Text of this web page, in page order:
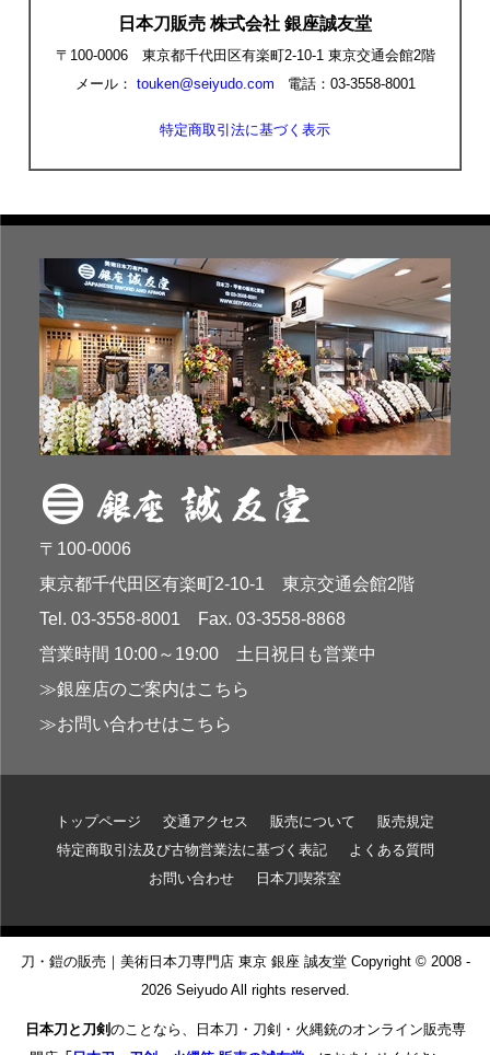
日本刀販売 株式会社 銀座誠友堂
〒100-0006 東京都千代田区有楽町2-10-1 東京交通会館2階
メール： touken@seiyudo.com 電話：03-3558-8001
特定商取引法に基づく表示
〒100-0006
東京都千代田区有楽町2-10-1 東京交通会館2階
Tel. 03-3558-8001 Fax. 03-3558-8868
営業時間 10:00～19:00 土日祝日も営業中
≫銀座店のご案内はこちら
≫お問い合わせはこちら
トップページ 交通アクセス 販売について
販売規定
特定商取引法及び古物営業法に基づく表記
よくある質問
お問い合わせ
日本刀喫茶室
刀・鎧の販売｜美術日本刀専門店 東京 銀座 誠友堂 Copyright © 2008 -
2026 Seiyudo All rights reserved.
日本刀と刀剣のことなら、日本刀・刀剣・火縄銃のオンライン販売専